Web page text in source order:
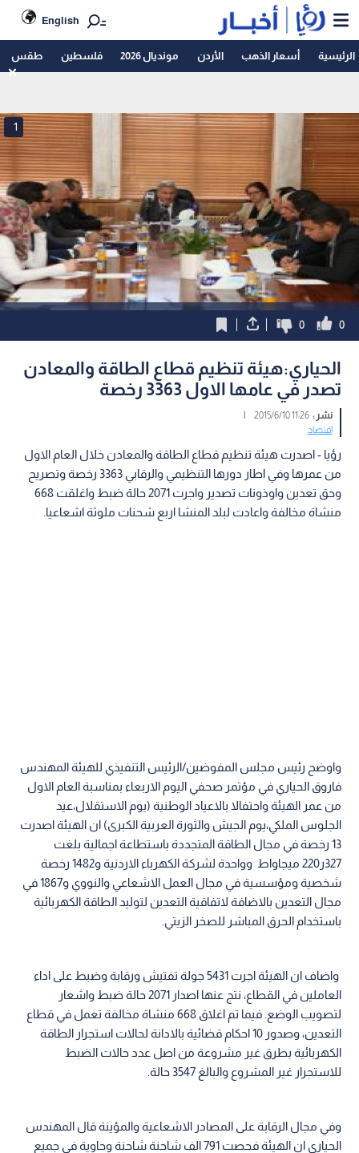
English
الرئيسية أسعار الذهب الأردن مونديال 2026 فلسطين طقس
1
0
0
الحياري:هيئة تنظيم قطاع الطاقة والمعادن
تصدر في عامها الاول 3363 رخصة
نشر :11:26 2015/6/10
|
اقتصاد
رؤيا - اصدرت هيئة تنظيم قطاع الطاقة والمعادن خلال العام الاول
من عمرها وفي اطار دورها التنظيمي والرقابي 3363 رخصة وتصريح
وحق تعدين واوذونات تصدير واجرت 2071 حالة ضبط واغلقت 668
منشاة مخالفة واعادت لبلد المنشا اربع شحنات ملوثة اشعاعيا.
واوضح رئيس مجلس المفوضين/الرئيس التنفيذي للهيئة المهندس
فاروق الحياري في مؤتمر صحفي اليوم الاربعاء بمناسبة العام الاول
من عمر الهيئة واحتفالا بالاعياد الوطنية (يوم الاستقلال،عيد
الجلوس الملكي،يوم الجيش والثورة العربية الكبرى) ان الهيئة اصدرت
13 رخصة في مجال الطاقة المتجددة باستطاعة اجمالية بلغت
327ر220 ميجاواط وواحدة لشركة الكهرباء الاردنية و1482 رخصة
شخصية ومؤسسية في مجال العمل الاشعاعي والنووي و1867 في
مجال التعدين بالاضافة لاتفاقية التعدين لتوليد الطاقة الكهربائية
باستخدام الحرق المباشر للصخر الزيتي.
واضاف ان الهيئة اجرت 5431 جولة تفتيش ورقابة وضبط على اداء
العاملين في القطاع، نتج عنها اصدار 2071 حالة ضبط واشعار
لتصويب الوضع. فيما تم اغلاق 668 منشاة مخالفة تعمل في قطاع
التعدين، وصدور 10 احكام قضائية بالادانة لحالات استجرار الطاقة
الكهربائية بطرق غير مشروعة من اصل عدد حالات الضبط
للاستجرار غير المشروع والبالغ 3547 حالة.
وفي مجال الرقابة على المصادر الاشعاعية والمؤينة قال المهندس
الحياري ان الهيئة فحصت 791 الف شاحنة شاحنة وحاوية في جميع